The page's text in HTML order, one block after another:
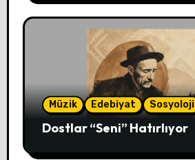
Müzik Edebiyat Sosyoloji
Dostlar “Seni” Hatırlıyor